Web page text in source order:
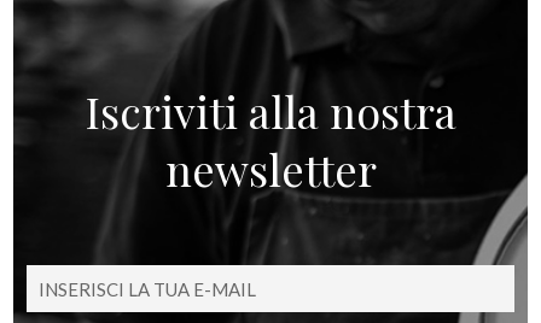
Iscriviti alla nostra
newsletter